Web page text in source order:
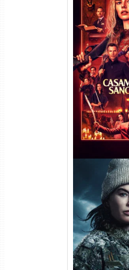
Viúva Torrent
720p/
Balística
DL 1080p